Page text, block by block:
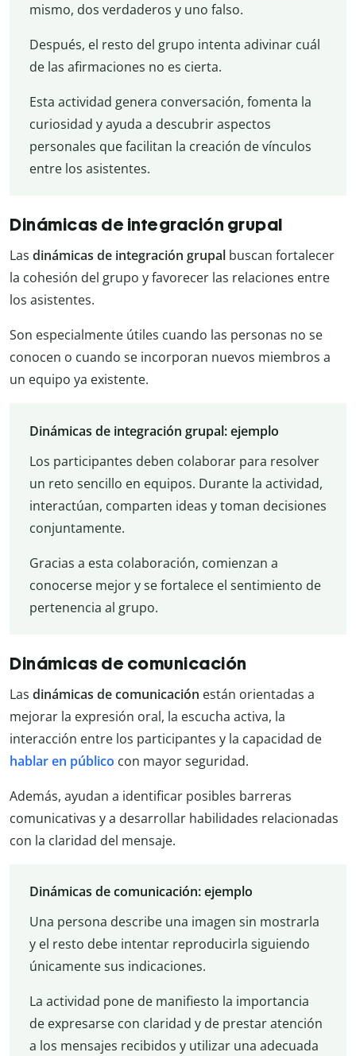
mismo, dos verdaderos y uno falso.
Después, el resto del grupo intenta adivinar cuál
de las afirmaciones no es cierta.
Esta actividad genera conversación, fomenta la
curiosidad y ayuda a descubrir aspectos
personales que facilitan la creación de vínculos
entre los asistentes.
Dinámicas de integración grupal
Las dinámicas de integración grupal buscan fortalecer
la cohesión del grupo y favorecer las relaciones entre
los asistentes.
Son especialmente útiles cuando las personas no se
conocen o cuando se incorporan nuevos miembros a
un equipo ya existente.
Dinámicas de integración grupal: ejemplo
Los participantes deben colaborar para resolver
un reto sencillo en equipos. Durante la actividad,
interactúan, comparten ideas y toman decisiones
conjuntamente.
Gracias a esta colaboración, comienzan a
conocerse mejor y se fortalece el sentimiento de
pertenencia al grupo.
Dinámicas de comunicación
Las dinámicas de comunicación están orientadas a
mejorar la expresión oral, la escucha activa, la
interacción entre los participantes y la capacidad de
hablar en público con mayor seguridad.
Además, ayudan a identificar posibles barreras
comunicativas y a desarrollar habilidades relacionadas
con la claridad del mensaje.
Dinámicas de comunicación: ejemplo
Una persona describe una imagen sin mostrarla
y el resto debe intentar reproducirla siguiendo
únicamente sus indicaciones.
La actividad pone de manifiesto la importancia
de expresarse con claridad y de prestar atención
a los mensajes recibidos y utilizar una adecuada